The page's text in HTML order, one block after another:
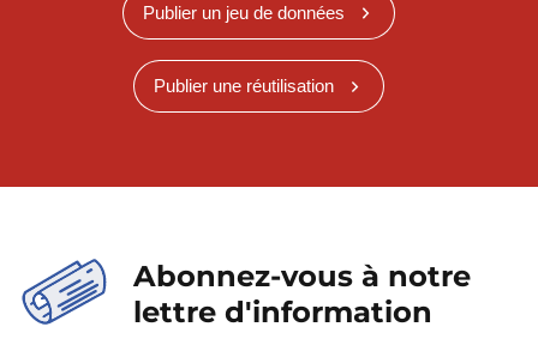
Publier un jeu de données
Publier une réutilisation
Abonnez-vous à notre
lettre d'information